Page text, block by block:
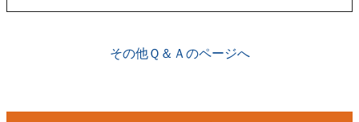
その他Ｑ＆Ａのページへ